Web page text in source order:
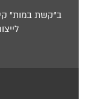
ב"קשת במות"